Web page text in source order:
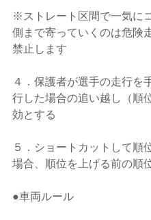
※ストレート区間で一気に
側まで寄っていくのは危険
禁止します
４．保護者が選手の走行を
行した場合の追い越し（順
効とする
５．ショートカットして順
場合、順位を上げる前の順
●車両ルール